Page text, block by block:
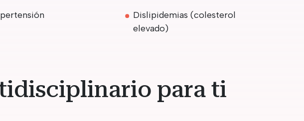
Dislipidemias (colesterol
elevado)
para ti